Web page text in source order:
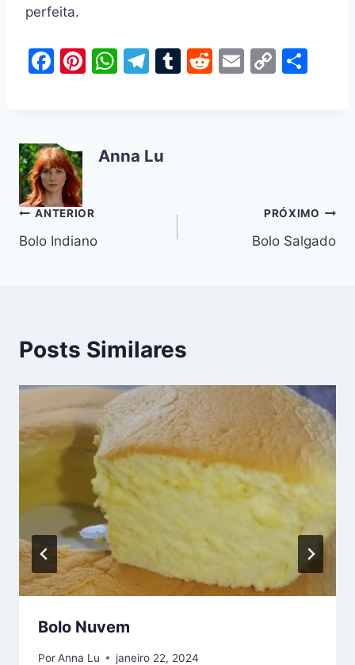
perfeita.
F
e
b
o
o
k
Pi
st
W
A
T
a
T
R
E
C
k
Anna Lu
Navegação
de
ANTERIOR
Bolo Indiano
PRÓXIMO
Bolo Salgado
Posts Similares
Bolo Nuvem
PorAnna Lu janeiro 22, 2024